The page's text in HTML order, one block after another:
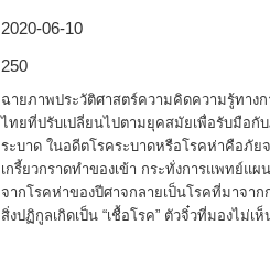
2020-06-10
250
ฉายภาพประวัติศาสตร์ความคิดความรู้ทาง
ไทยที่ปรับเปลี่ยนไปตามยุคสมัยเพื่อรับมือกั
ระบาด ในอดีตโรคระบาดหรือโรคห่าคือภัย
เกรี้ยวกราดทำของเข้า กระทั่งการแพทย์แผ
จากโรคห่าของปีศาจกลายเป็นโรคที่มาจา
สิ่งปฏิกูลเกิดเป็น “เชื้อโรค” ตัวจิ๋วที่มองไม่เห็